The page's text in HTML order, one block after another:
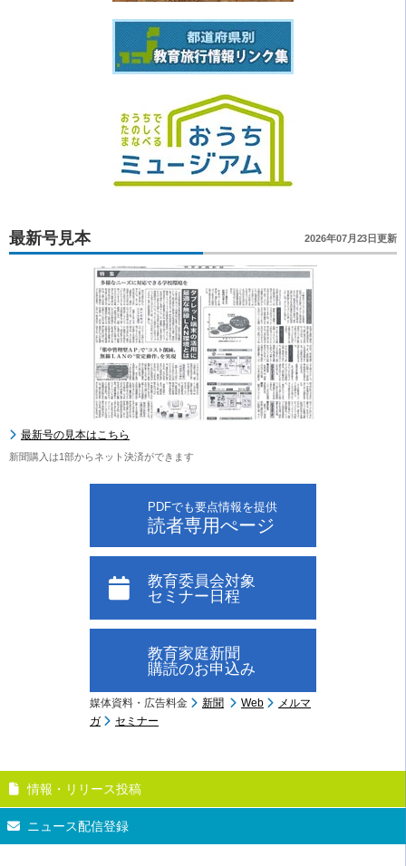
最新号見本 2026年07月23日更新
最新号の見本はこちら
新聞購入は1部からネット決済ができます
PDFでも要点情報を提供
読者専用ぺージ
教育委員会対象
セミナー日程
教育家庭新聞
購読のお申込み
媒体資料・広告料金 新聞 Web
メルマ
ガ
セミナー
情報・リリース投稿
ニュース配信登録